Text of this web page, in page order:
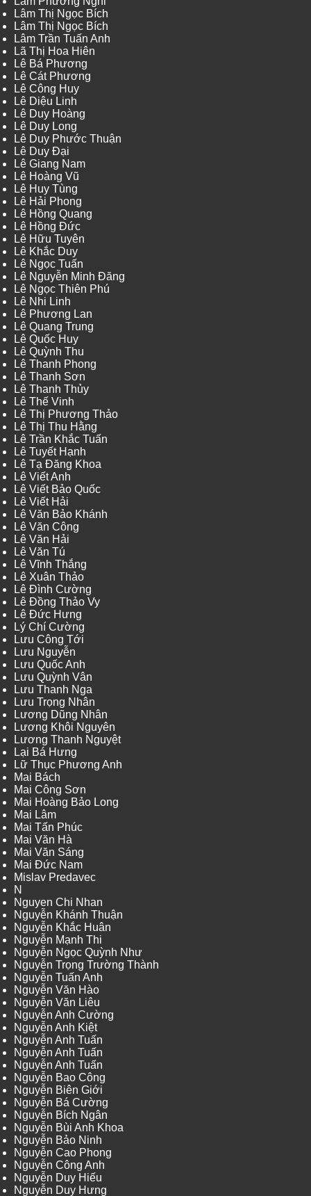
Lâm Thị Ngọc Bích
Lâm Thị Ngọc Bích
Lâm Trần Tuấn Anh
Lã Thị Hoa Hiên
Lê Bá Phương
Lê Cát Phương
Lê Công Huy
Lê Diệu Linh
Lê Duy Hoàng
Lê Duy Long
Lê Duy Phước Thuận
Lê Duy Đại
Lê Giang Nam
Lê Hoàng Vũ
Lê Huy Tùng
Lê Hải Phong
Lê Hồng Quang
Lê Hồng Đức
Lê Hữu Tuyên
Lê Khắc Duy
Lê Ngọc Tuấn
Lê Nguyễn Minh Đăng
Lê Ngọc Thiên Phú
Lê Nhi Linh
Lê Phương Lan
Lê Quang Trung
Lê Quốc Huy
Lê Quỳnh Thu
Lê Thanh Phong
Lê Thanh Sơn
Lê Thanh Thủy
Lê Thế Vinh
Lê Thị Phương Thảo
Lê Thị Thu Hằng
Lê Trần Khắc Tuấn
Lê Tuyết Hạnh
Lê Tạ Đăng Khoa
Lê Viết Anh
Lê Viết Bảo Quốc
Lê Viết Hải
Lê Văn Bảo Khánh
Lê Văn Công
Lê Văn Hải
Lê Văn Tú
Lê Vĩnh Thắng
Lê Xuân Thảo
Lê Đình Cường
Lê Đồng Thảo Vy
Lê Đức Hưng
Lý Chí Cường
Lưu Công Tới
Lưu Nguyễn
Lưu Quốc Anh
Lưu Quỳnh Vân
Lưu Thanh Nga
Lưu Trọng Nhân
Lương Dũng Nhân
Lương Khôi Nguyên
Lương Thanh Nguyệt
Lại Bá Hưng
Lữ Thục Phương Anh
Mai Bách
Mai Công Sơn
Mai Hoàng Bảo Long
Mai Lâm
Mai Tấn Phúc
Mai Văn Hà
Mai Văn Sáng
Mai Đức Nam
Mislav Predavec
N
Nguyen Chi Nhan
Nguyễn Khánh Thuận
Nguyễn Khắc Huân
Nguyễn Mạnh Thi
Nguyễn Ngọc Quỳnh Như
Nguyễn Trọng Trường Thành
Nguyễn Tuấn Anh
Nguyễn Văn Hào
Nguyễn Văn Liêu
Nguyễn Anh Cường
Nguyễn Anh Kiệt
Nguyễn Anh Tuấn
Nguyễn Anh Tuấn
Nguyễn Anh Tuấn
Nguyễn Bao Công
Nguyễn Biên Giới
Nguyễn Bá Cường
Nguyễn Bích Ngân
Nguyễn Bùi Anh Khoa
Nguyễn Bảo Ninh
Nguyễn Cao Phong
Nguyễn Công Anh
Nguyễn Duy Hiếu
Nguyễn Duy Hưng